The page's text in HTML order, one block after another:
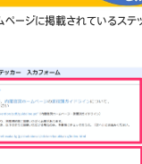
ージに掲載されているステ